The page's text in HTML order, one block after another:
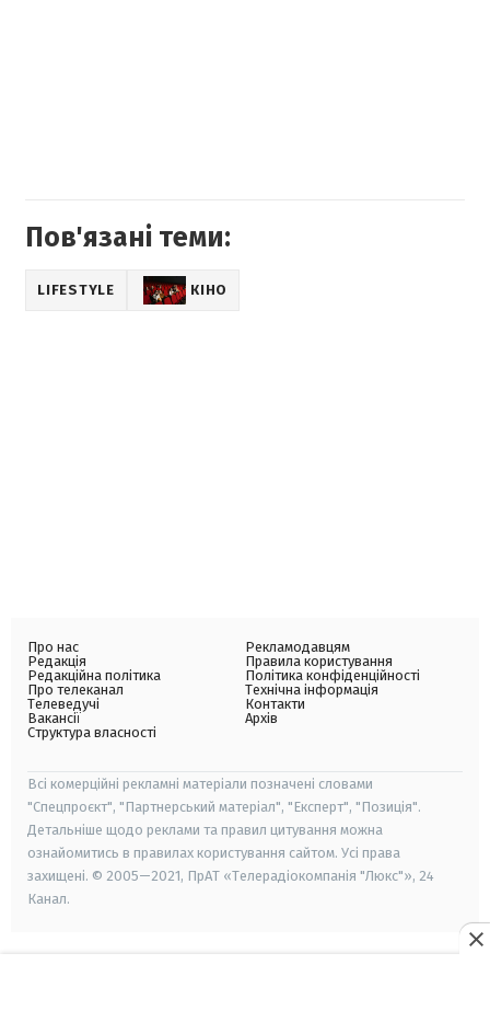
Пов'язані теми:
LIFESTYLE КІНО
Про нас
Редакція
Редакційна політика
Про телеканал
Телеведучі
Вакансії
Структура власності
Рекламодавцям
Правила користування
Політика конфіденційності
Технічна інформація
Контакти
Архів
Всі комерційні рекламні матеріали позначені словами
"Спецпроєкт", "Партнерський матеріал", "Експерт", "Позиція".
Детальніше щодо реклами та правил цитування можна
ознайомитись в правилах користування сайтом. Усі права
захищені. © 2005—2021, ПрАТ «Телерадіокомпанія "Люкс"», 24
Канал.